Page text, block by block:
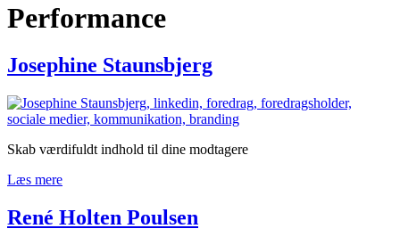
Performance
Josephine Staunsbjerg
Skab værdifuldt indhold til dine modtagere
Læs mere
René Holten Poulsen